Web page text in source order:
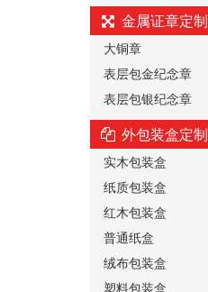
金属证章定制
大铜章
表层包金纪念章
表层包银纪念章
外包装盒定制
实木包装盒
纸质包装盒
红木包装盒
普通纸盒
绒布包装盒
塑料包装盒